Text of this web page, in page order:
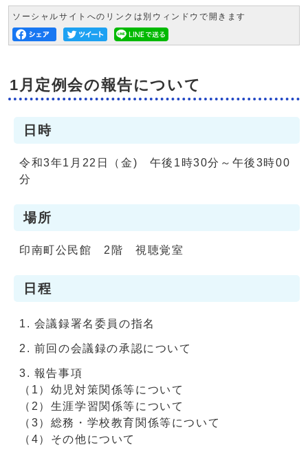
ソーシャルサイトへのリンクは別ウィンドウで開きます
1月定例会の報告について
日時
令和3年1月22日（金) 午後1時30分～午後3時00
分
場所
印南町公民館 2階 視聴覚室
日程
会議録署名委員の指名
前回の会議録の承認について
報告事項
（1）幼児対策関係等について
（2）生涯学習関係等について
（3）総務・学校教育関係等について
（4）その他について